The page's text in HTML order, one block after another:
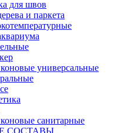
для швов
и паркета
универсальные
санитарные
СОСТАВЫ